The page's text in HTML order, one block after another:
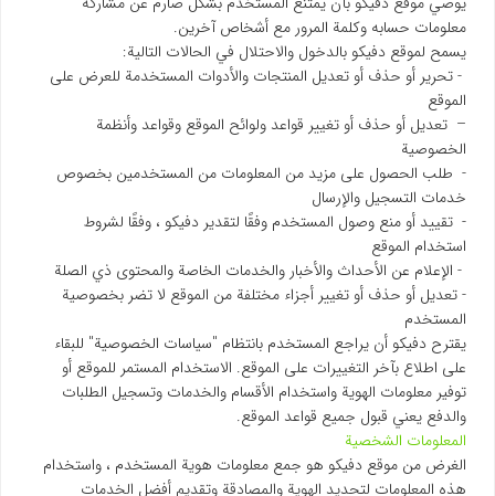
معلومات حسابه وكلمة المرور مع أشخاص آخرين.
يسمح لموقع دفیکو بالدخول والاحتلال في الحالات التالية:
- تحرير أو حذف أو تعديل المنتجات والأدوات المستخدمة للعرض على
الموقع
– تعديل أو حذف أو تغيير قواعد ولوائح الموقع وقواعد وأنظمة
الخصوصية
- طلب الحصول على مزيد من المعلومات من المستخدمين بخصوص
خدمات التسجيل والإرسال
- تقييد أو منع وصول المستخدم وفقًا لتقدير دفیکو ، وفقًا لشروط
استخدام الموقع
- الإعلام عن الأحداث والأخبار والخدمات الخاصة والمحتوى ذي الصلة
- تعديل أو حذف أو تغيير أجزاء مختلفة من الموقع لا تضر بخصوصية
المستخدم
يقترح دفیکو أن يراجع المستخدم بانتظام "سياسات الخصوصية" للبقاء
على اطلاع بآخر التغييرات على الموقع. الاستخدام المستمر للموقع أو
توفير معلومات الهوية واستخدام الأقسام والخدمات وتسجيل الطلبات
والدفع يعني قبول جميع قواعد الموقع.
المعلومات الشخصية
الغرض من موقع دفیکو هو جمع معلومات هوية المستخدم ، واستخدام
هذه المعلومات لتحديد الهوية والمصادقة وتقديم أفضل الخدمات